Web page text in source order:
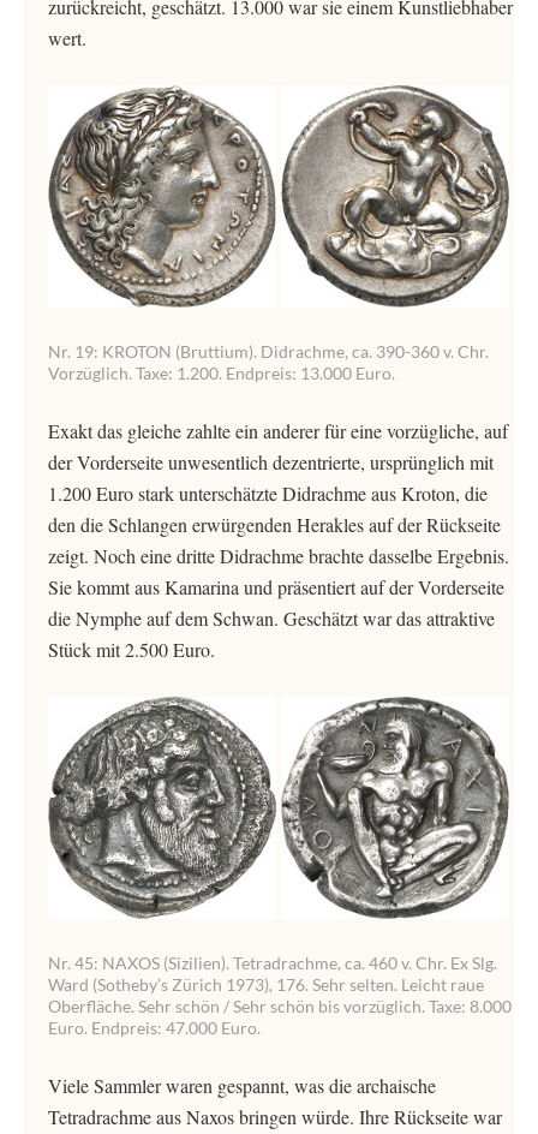
zurückreicht, geschätzt. 13.000 war sie einem Kunstliebhaber
wert.
Nr. 19: KROTON (Bruttium). Didrachme, ca. 390-360 v. Chr.
Vorzüglich. Taxe: 1.200. Endpreis: 13.000 Euro.
Exakt das gleiche zahlte ein anderer für eine vorzügliche, auf
der Vorderseite unwesentlich dezentrierte, ursprünglich mit
1.200 Euro stark unterschätzte Didrachme aus Kroton, die
den die Schlangen erwürgenden Herakles auf der Rückseite
zeigt. Noch eine dritte Didrachme brachte dasselbe Ergebnis.
Sie kommt aus Kamarina und präsentiert auf der Vorderseite
die Nymphe auf dem Schwan. Geschätzt war das attraktive
Stück mit 2.500 Euro.
Nr. 45: NAXOS (Sizilien). Tetradrachme, ca. 460 v. Chr. Ex Slg.
Ward (Sotheby’s Zürich 1973), 176. Sehr selten. Leicht raue
Oberfläche. Sehr schön / Sehr schön bis vorzüglich. Taxe: 8.000
Euro. Endpreis: 47.000 Euro.
Viele Sammler waren gespannt, was die archaische
Tetradrachme aus Naxos bringen würde. Ihre Rückseite war